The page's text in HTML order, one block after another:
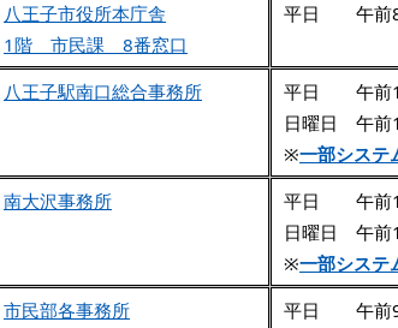
八王子市役所本庁舎
1階 市民課 8番窓口
平日 午前8
八王子駅南口総合事務所
平日 午前
日曜日 午前
※一部システ
南大沢事務所
平日 午前
日曜日 午前
※一部システ
市民部各事務所
平日 午前9